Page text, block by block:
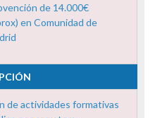
de 14.000€
en Comunidad de
de actividades formativas